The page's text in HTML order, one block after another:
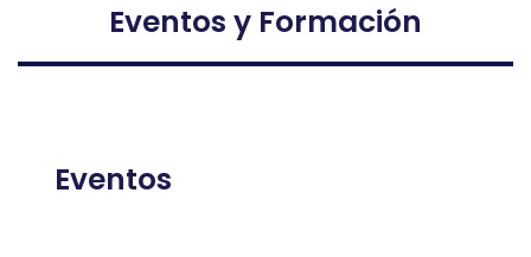
Eventos y Formación
Eventos